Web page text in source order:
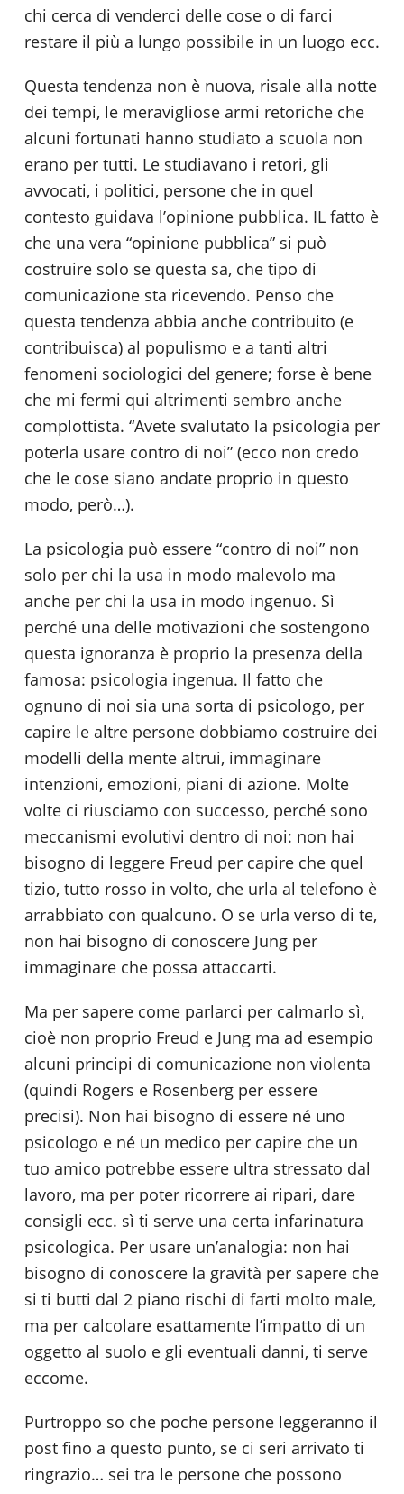
chi cerca di venderci delle cose o di farci
restare il più a lungo possibile in un luogo ecc.
Questa tendenza non è nuova, risale alla notte
dei tempi, le meravigliose armi retoriche che
alcuni fortunati hanno studiato a scuola non
erano per tutti. Le studiavano i retori, gli
avvocati, i politici, persone che in quel
contesto guidava l’opinione pubblica. IL fatto è
che una vera “opinione pubblica” si può
costruire solo se questa sa, che tipo di
comunicazione sta ricevendo. Penso che
questa tendenza abbia anche contribuito (e
contribuisca) al populismo e a tanti altri
fenomeni sociologici del genere; forse è bene
che mi fermi qui altrimenti sembro anche
complottista. “Avete svalutato la psicologia per
poterla usare contro di noi” (ecco non credo
che le cose siano andate proprio in questo
modo, però…).
La psicologia può essere “contro di noi” non
solo per chi la usa in modo malevolo ma
anche per chi la usa in modo ingenuo. Sì
perché una delle motivazioni che sostengono
questa ignoranza è proprio la presenza della
famosa: psicologia ingenua. Il fatto che
ognuno di noi sia una sorta di psicologo, per
capire le altre persone dobbiamo costruire dei
modelli della mente altrui, immaginare
intenzioni, emozioni, piani di azione. Molte
volte ci riusciamo con successo, perché sono
meccanismi evolutivi dentro di noi: non hai
bisogno di leggere Freud per capire che quel
tizio, tutto rosso in volto, che urla al telefono è
arrabbiato con qualcuno. O se urla verso di te,
non hai bisogno di conoscere Jung per
immaginare che possa attaccarti.
Ma per sapere come parlarci per calmarlo sì,
cioè non proprio Freud e Jung ma ad esempio
alcuni principi di comunicazione non violenta
(quindi Rogers e Rosenberg per essere
precisi). Non hai bisogno di essere né uno
psicologo e né un medico per capire che un
tuo amico potrebbe essere ultra stressato dal
lavoro, ma per poter ricorrere ai ripari, dare
consigli ecc. sì ti serve una certa infarinatura
psicologica. Per usare un’analogia: non hai
bisogno di conoscere la gravità per sapere che
si ti butti dal 2 piano rischi di farti molto male,
ma per calcolare esattamente l’impatto di un
oggetto al suolo e gli eventuali danni, ti serve
eccome.
Purtroppo so che poche persone leggeranno il
post fino a questo punto, se ci seri arrivato ti
ringrazio… sei tra le persone che possono